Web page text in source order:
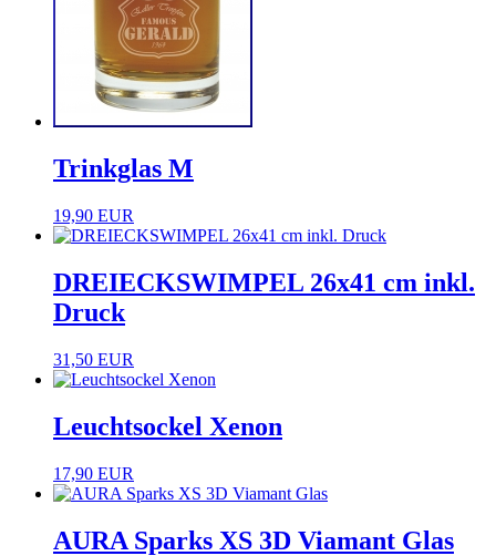
Trinkglas M
19,90 EUR
DREIECKSWIMPEL 26x41 cm inkl.
Druck
31,50 EUR
Leuchtsockel Xenon
17,90 EUR
AURA Sparks XS 3D Viamant Glas